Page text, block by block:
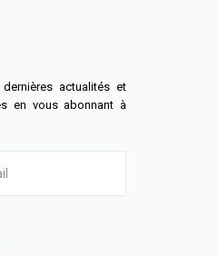
actualités et
en vous abonnant à